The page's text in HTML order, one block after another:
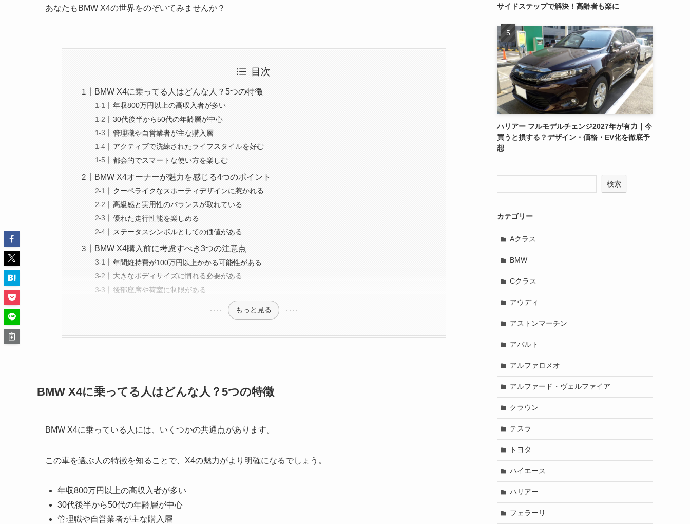
あなたもBMW X4の世界をのぞいてみませんか？
目次
BMW X4に乗ってる人はどんな人？5つの特徴
年収800万円以上の高収入者が多い
30代後半から50代の年齢層が中心
管理職や自営業者が主な購入層
アクティブで洗練されたライフスタイルを好む
都会的でスマートな使い方を楽しむ
BMW X4オーナーが魅力を感じる4つのポイント
クーペライクなスポーティデザインに惹かれる
高級感と実用性のバランスが取れている
優れた走行性能を楽しめる
ステータスシンボルとしての価値がある
BMW X4購入前に考慮すべき3つの注意点
年間維持費が100万円以上かかる可能性がある
大きなボディサイズに慣れる必要がある
後部座席や荷室に制限がある
もっと見る
BMW X4に乗ってる人はどんな人？5つの特徴
BMW X4に乗っている人には、いくつかの共通点があります。
この車を選ぶ人の特徴を知ることで、X4の魅力がより明確になるでしょう。
年収800万円以上の高収入者が多い
30代後半から50代の年齢層が中心
管理職や自営業者が主な購入層
サイドステップで解決！高齢者も楽に
ハリアー フルモデルチェンジ2027年が有力｜今
買うと損する？デザイン・価格・EV化を徹底予
想
検索
カテゴリー
Aクラス
BMW
Cクラス
アウディ
アストンマーチン
アバルト
アルファロメオ
アルファード・ヴェルファイア
クラウン
テスラ
トヨタ
ハイエース
ハリアー
フェラーリ